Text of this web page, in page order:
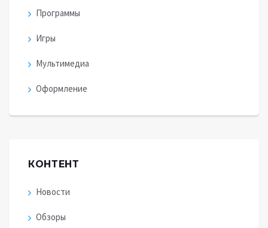
Программы
Игры
Мультимедиа
Оформление
КОНТЕНТ
Новости
Обзоры